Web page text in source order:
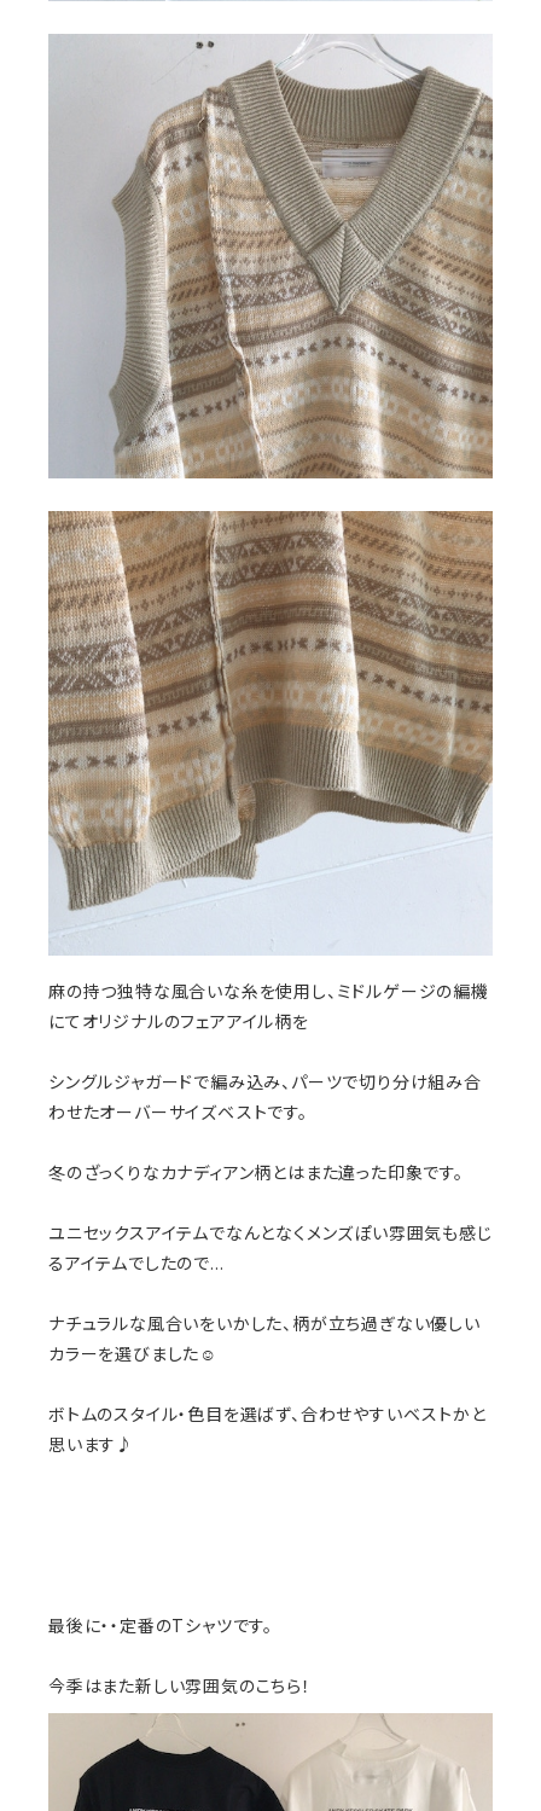
麻の持つ独特な風合いな糸を使用し、ミドルゲージの編機
にてオリジナルのフェアアイル柄を
シングルジャガードで編み込み、パーツで切り分け組み合
わせたオーバーサイズベストです。
冬のざっくりなカナディアン柄とはまた違った印象です。
ユニセックスアイテムでなんとなくメンズぽい雰囲気も感じ
るアイテムでしたので…
ナチュラルな風合いをいかした、柄が立ち過ぎない優しい
カラーを選びました☺️
ボトムのスタイル・色目を選ばず、合わせやすいベストかと
思います♪
最後に・・定番のTシャツです。
今季はまた新しい雰囲気のこちら！